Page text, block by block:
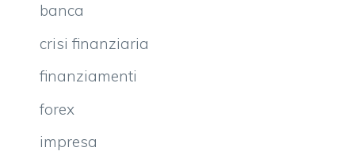
banca
crisi finanziaria
finanziamenti
forex
impresa